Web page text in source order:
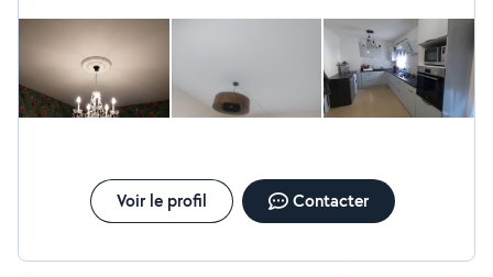
et d'autres travaux manuels.
Voir le profil Contacter